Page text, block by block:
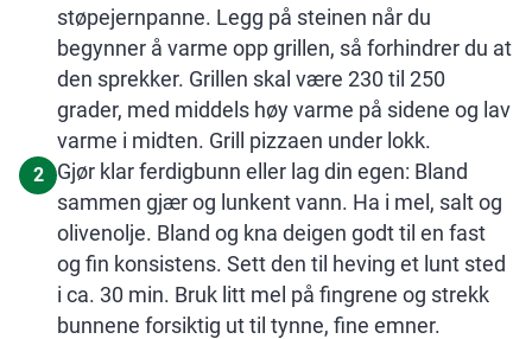
støpejernpanne. Legg på steinen når du
begynner å varme opp grillen, så forhindrer du at
den sprekker. Grillen skal være 230 til 250
grader, med middels høy varme på sidene og lav
varme i midten. Grill pizzaen under lokk.
2
Gjør klar ferdigbunn eller lag din egen: Bland
sammen gjær og lunkent vann. Ha i mel, salt og
olivenolje. Bland og kna deigen godt til en fast
og fin konsistens. Sett den til heving et lunt sted
i ca. 30 min. Bruk litt mel på fingrene og strekk
bunnene forsiktig ut til tynne, fine emner.